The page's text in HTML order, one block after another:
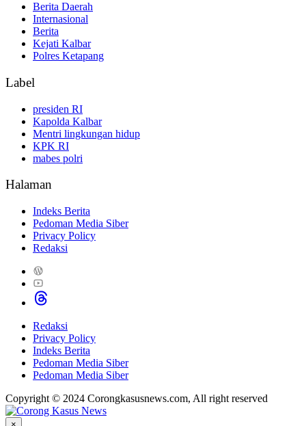
Berita Daerah
Internasional
Berita
Kejati Kalbar
Polres Ketapang
Label
presiden RI
Kapolda Kalbar
Mentri lingkungan hidup
KPK RI
mabes polri
Halaman
Indeks Berita
Pedoman Media Siber
Privacy Policy
Redaksi
Redaksi
Privacy Policy
Indeks Berita
Pedoman Media Siber
Pedoman Media Siber
Copyright © 2024 Corongkasusnews.com, All right reserved